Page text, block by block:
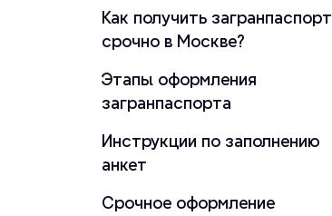
Как получить загранпаспорт
срочно в Москве?
Этапы оформления
загранпаспорта
Инструкции по заполнению
анкет
Срочное оформление